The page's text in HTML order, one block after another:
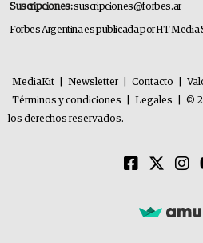
Suscripciones:suscripciones@forbes.ar
Forbes Argentina es publicada por HT Media
MediaKit Newsletter Contacto
Términos y condiciones
Legales
©
los derechos reservados.